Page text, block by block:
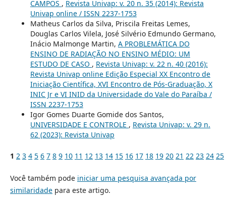
CAMPOS , Revista Univap: v. 20 n. 35 (2014): Revista
Univap online / ISSN 2237-1753
Matheus Carlos da Silva, Priscila Freitas Lemes,
Douglas Carlos Vilela, José Silvério Edmundo Germano,
Inácio Malmonge Martin, A PROBLEMÁTICA DO
ENSINO DE RADIAÇÃO NO ENSINO MÉDIO: UM
ESTUDO DE CASO , Revista Univap: v. 22 n. 40 (2016):
Revista Univap online Edição Especial XX Encontro de
Iniciação Científica, XVI Encontro de Pós-Graduação, X
INIC Jr e VI INID da Universidade do Vale do Paraíba /
ISSN 2237-1753
Igor Gomes Duarte Gomide dos Santos,
UNIVERSIDADE E CONTROLE , Revista Univap: v. 29 n.
62 (2023): Revista Univap
1 2 3 4 5 6 7 8 9 10 11 12 13 14 15 16 17 18 19 20 21 22 23 24 25
Você também pode iniciar uma pesquisa avançada por
similaridadepara este artigo.